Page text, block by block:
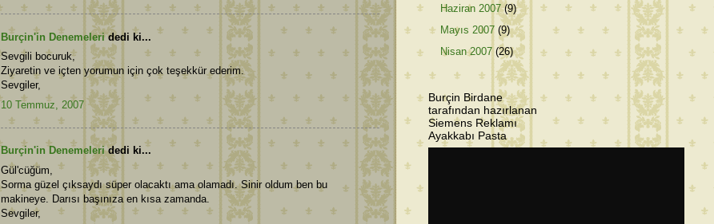
Burçin'in Denemeleridedi ki...
Sevgili bocuruk,
Ziyaretin ve içten yorumun için çok teşekkür ederim.
Sevgiler,
10 Temmuz, 2007
Burçin'in Denemeleridedi ki...
Gül'cüğüm,
Sorma güzel çıksaydı süper olacaktı ama olamadı. Sinir oldum ben bu
makineye. Darısı başınıza en kısa zamanda.
Sevgiler,
Haziran 2007(9)
Mayıs 2007(9)
Nisan 2007(26)
Burçin Birdane
tarafından hazırlanan
Siemens Reklamı
Ayakkabı Pasta